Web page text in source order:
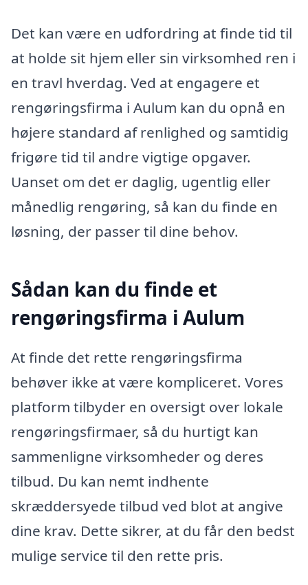
Det kan være en udfordring at finde tid til
at holde sit hjem eller sin virksomhed ren i
en travl hverdag. Ved at engagere et
rengøringsfirma i Aulum kan du opnå en
højere standard af renlighed og samtidig
frigøre tid til andre vigtige opgaver.
Uanset om det er daglig, ugentlig eller
månedlig rengøring, så kan du finde en
løsning, der passer til dine behov.
Sådan kan du finde et
rengøringsfirma i Aulum
At finde det rette rengøringsfirma
behøver ikke at være kompliceret. Vores
platform tilbyder en oversigt over lokale
rengøringsfirmaer, så du hurtigt kan
sammenligne virksomheder og deres
tilbud. Du kan nemt indhente
skræddersyede tilbud ved blot at angive
dine krav. Dette sikrer, at du får den bedst
mulige service til den rette pris.